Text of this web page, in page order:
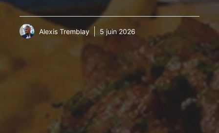
Alexis Tremblay 5 juin 2026